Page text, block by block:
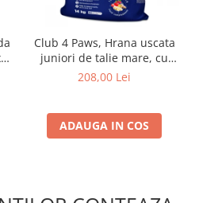
Club 4 Paws, Hrana uscata
juniori de talie mare, cu
pui, 14kg
208,00 Lei
ADAUGA IN COS